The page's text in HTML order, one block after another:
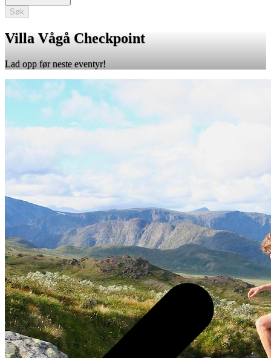
Søk
Villa Vågå Checkpoint
Lad opp før neste eventyr!